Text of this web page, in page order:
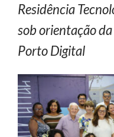
Residência
sob orientação
Porto Digital